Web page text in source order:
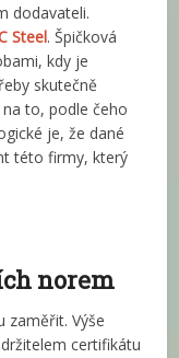
dodavateli.
Steel. Špičková
kdy je
skutečně
to, podle čeho
je, že dané
této firmy, který
norem
zaměřit. Výše
certifikátu